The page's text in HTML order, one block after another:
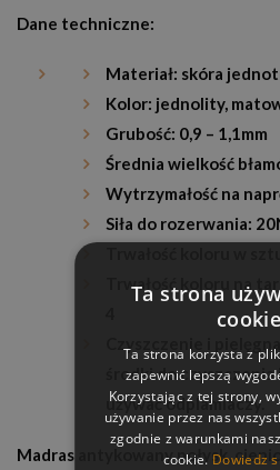
Dane techniczne:
Materiał: skóra
Kolor: jednolity,
Grubość: 0,9 – 1,1mm
Średnia wielkość
Wytrzymałość na
Siła do rozerwania:
Trwałość koloru na
Czyszczenie i
środki do
używać odplamiaczy.
Madras antykowany połysk,
Ta strona
cookie
Ta strona korzysta z
zapewnić lepszą
Korzystając z tej strony,
używanie przez nas
zgodnie z warunkami
cookie. Dowiedz